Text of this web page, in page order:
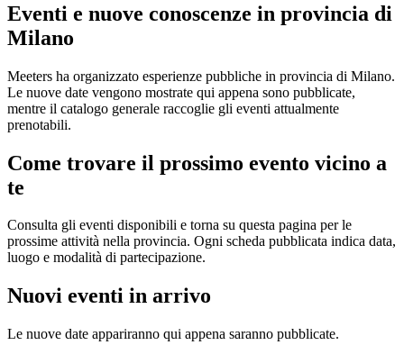
Eventi e nuove conoscenze in provincia di
Milano
Meeters ha organizzato esperienze pubbliche in provincia di Milano.
Le nuove date vengono mostrate qui appena sono pubblicate,
mentre il catalogo generale raccoglie gli eventi attualmente
prenotabili.
Come trovare il prossimo evento vicino a
te
Consulta gli eventi disponibili e torna su questa pagina per le
prossime attività nella provincia. Ogni scheda pubblicata indica data,
luogo e modalità di partecipazione.
Nuovi eventi in arrivo
Le nuove date appariranno qui appena saranno pubblicate.